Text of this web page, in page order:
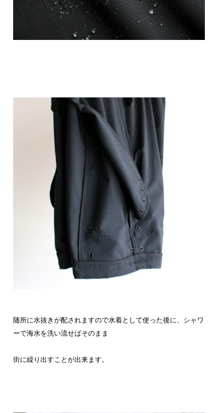
随所に水抜きが配されますので水着として使った後に、シャワ
ーで海水を洗い流せばそのまま
街に繰り出すことが出来ます。